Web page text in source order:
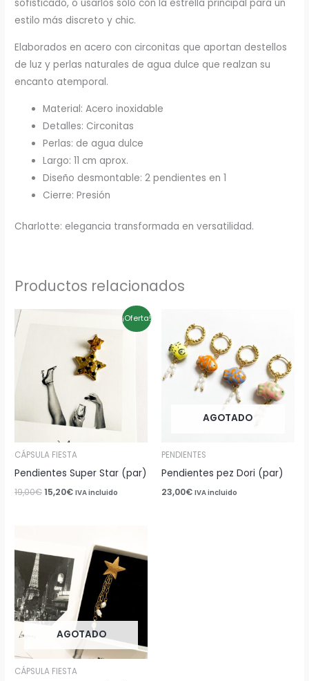
sofisticado, o usarlos solo con la estrella principal para un
estilo más discreto y chic.
Elaborados en acero con circonitas que aportan destellos
de luz y perlas naturales de agua dulce que realzan su
encanto atemporal.
Material: Acero inoxidable
Detalles: Circonitas
Perlas: de agua dulce
Largo: 11 cm aprox.
Diseño desmontable: 2 pendientes en 1
Cierre: Presión
Charlotte: elegancia transformada en versatilidad.
Productos relacionados
¡Oferta!
CÁPSULA FIESTA
Pendientes Super Star (par)
19,00€
19,00€.
15,20€
actual
es:
15,20€.
IVA incluido
AGOTADO
PENDIENTES
Pendientes pez Dori (par)
23,00€ IVA incluido
AGOTADO
CÁPSULA FIESTA